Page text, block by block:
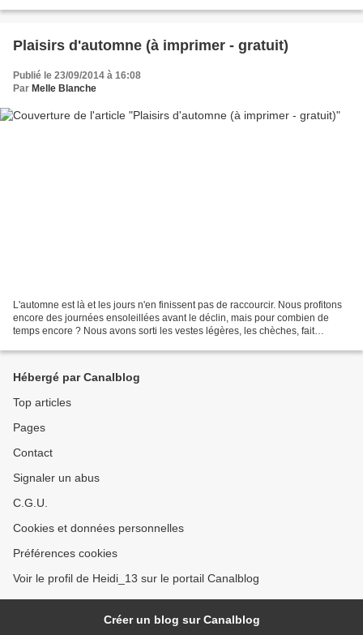
Plaisirs d'automne (à imprimer - gratuit)
Publié le 23/09/2014 à 16:08
Par Melle Blanche
L'automne est là et les jours n'en finissent pas de raccourcir. Nous profitons
encore des journées ensoleillées avant le déclin, mais pour combien de
temps encore ? Nous avons sorti les vestes légères, les chèches, fait
Hébergé par Canalblog
Top articles
Pages
Contact
Signaler un abus
C.G.U.
Cookies et données personnelles
Préférences cookies
Voir le profil de Heidi_13 sur le portail Canalblog
Créer un blog sur Canalblog